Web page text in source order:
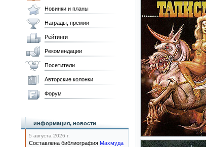
Новинки и планы
Награды, премии
Рейтинги
Рекомендации
Посетители
Авторские колонки
Форум
информация, новости
5 августа 2026 г.
Составлена библиография Махмуда